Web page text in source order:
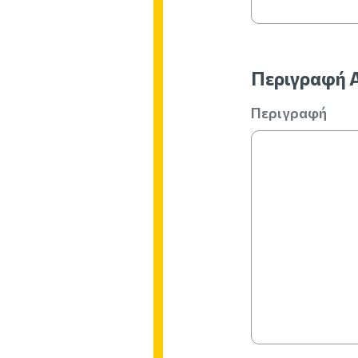
Περιγραφή
Περιγραφή